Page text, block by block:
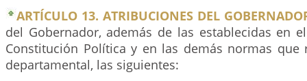
ARTÍCULO 13. ATRIBUCIONES DEL
del Gobernador, además de las establecidas en
Constitución Política y en las demás normas que
departamental, las siguientes: